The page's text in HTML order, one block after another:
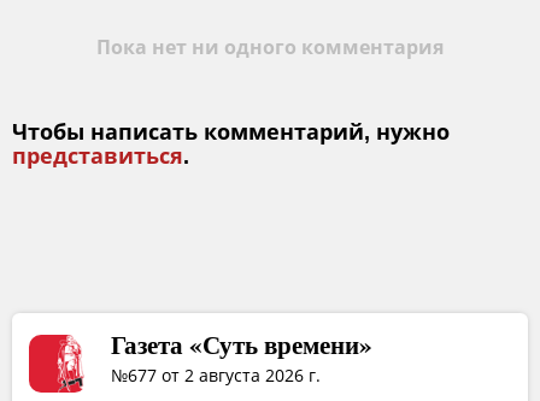
Пока нет ни одного комментария
Чтобы написать комментарий, нужно
представиться.
Газета «Суть времени»
№677 от 2 августа 2026 г.